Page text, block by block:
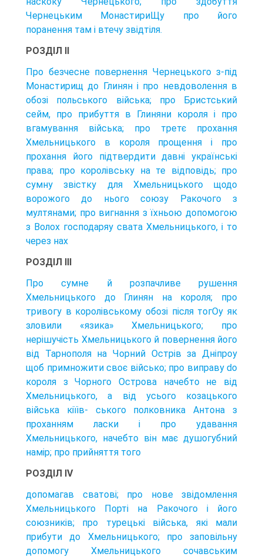
Чернецьким МонастириЩу про його
поранення там і втечу звідтіля.
РОЗДІЛ II
Про безчесне повернення Чернецького з-під
Монастирищ до Глинян і про невдоволення в
обозі польського війська; про Бристський
сейм, про прибуття в Глиняни короля і про
вгамування війська; про третє прохання
Хмельницького в короля прощення і про
прохання його підтвердити давні українські
права; про королівську на те відповідь; про
сумну звістку для Хмельницького щодо
ворожого до нього союзу Ракочого з
мултянами; про вигнання з їхньою допомогою
з Волох господаряу свата Хмельницького, і то
через нах
РОЗДІЛ III
Про сумне й розпачливе рушення
Хмельницького до Глинян на короля; про
тривогу в королівському обозі після тогОу як
зловили «язика» Хмельницького; про
нерішучість Хмельницького й повернення його
від Тарнополя на Чорний Острів за Дніпроу
щоб примножити своє військо; про виправу do
короля з Чорного Острова начебто не від
Хмельницького, а від усього козацького
війська кіїів- ського полковника Антона з
проханням ласки і про удавання
Хмельницького, начебто він має душогубний
намір; про прийняття того
РОЗДІЛ IV
допомагав сватові; про нове звідомлення
Хмельницького Порті на Ракочого і його
союзників; про турецькі війська, які мали
прибути до Хмельницького; про заповільну
допомогу Хмельницького сочавським